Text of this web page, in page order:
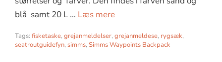
blå samt 20 L … Læs mere
Tags: fisketaske, grejanmeldelser, grejanmeldese, rygsæk,
seatroutguidefyn, simms, Simms Waypoints Backpack